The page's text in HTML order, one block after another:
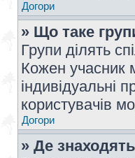
Догори
» Що таке
Групи ділять
Кожен учасник
індивідуальні
користувачів
Догори
» Де